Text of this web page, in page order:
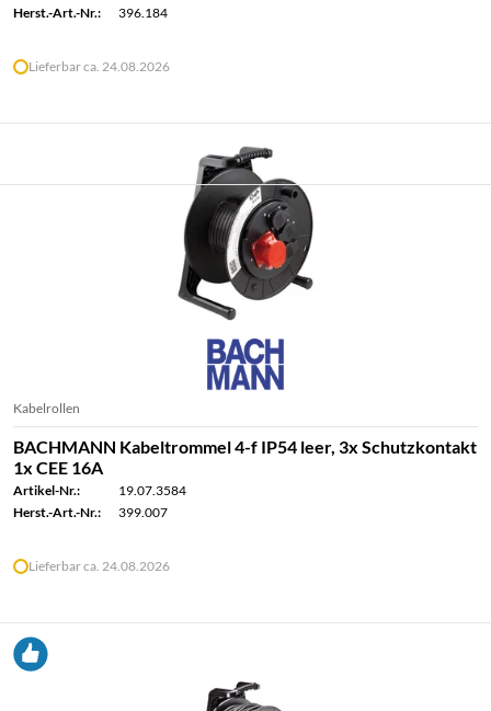
Herst.-Art.-Nr.:
396.184
Lieferbar ca. 24.08.2026
Kabelrollen
BACHMANN Kabeltrommel 4-f IP54 leer, 3x Schutzkontakt
1x CEE 16A
Artikel-Nr.:
19.07.3584
Herst.-Art.-Nr.:
399.007
Lieferbar ca. 24.08.2026